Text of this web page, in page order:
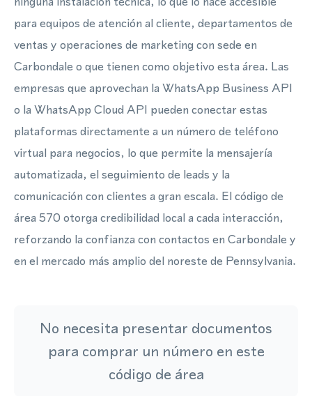
para equipos de atención al cliente, departamentos de
ventas y operaciones de marketing con sede en
Carbondale o que tienen como objetivo esta área. Las
empresas que aprovechan la WhatsApp Business API
o la WhatsApp Cloud API pueden conectar estas
plataformas directamente a un número de teléfono
virtual para negocios, lo que permite la mensajería
automatizada, el seguimiento de leads y la
comunicación con clientes a gran escala. El código de
área 570 otorga credibilidad local a cada interacción,
reforzando la confianza con contactos en Carbondale y
en el mercado más amplio del noreste de Pennsylvania.
No necesita presentar documentos
para comprar un número en este
código de área